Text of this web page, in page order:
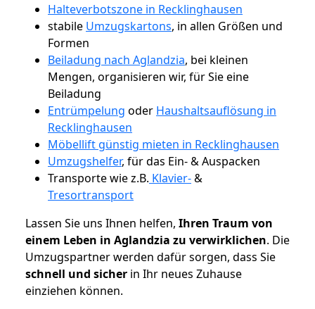
Halteverbotszone in Recklinghausen
stabile Umzugskartons, in allen Größen und
Formen
Beiladung nach Aglandzia, bei kleinen
Mengen, organisieren wir, für Sie eine
Beiladung
Entrümpelung oder Haushaltsauflösung in
Recklinghausen
Möbellift günstig mieten in Recklinghausen
Umzugshelfer, für das Ein- & Auspacken
Transporte wie z.B. Klavier-&
Tresortransport
Lassen Sie uns Ihnen helfen, Ihren Traum von
einem Leben in Aglandzia zu verwirklichen. Die
Umzugspartner werden dafür sorgen, dass Sie
schnell und sicher in Ihr neues Zuhause
einziehen können.